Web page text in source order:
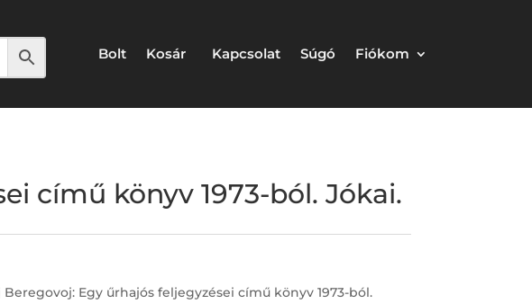
Bolt Kosár Kapcsolat Súgó Fiókom
című könyv 1973-ból. Jókai.
Egy űrhajós feljegyzései című könyv 1973-ból.